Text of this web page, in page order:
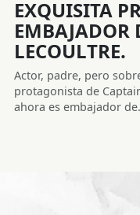
EXQUISITA
EMBAJADOR
LECOULTRE.
Actor, padre, pero
protagonista de
ahora es embajador